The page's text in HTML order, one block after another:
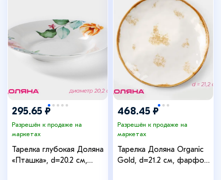
295.65 ₽
Разрешён к продаже на
маркетах
Тарелка глубокая Доляна
«Пташка», d=20.2 см,
468.45 ₽
Разрешён к продаже на
маркетах
Тарелка Доляна Organic
Gold, d=21.2 см, фарфор,